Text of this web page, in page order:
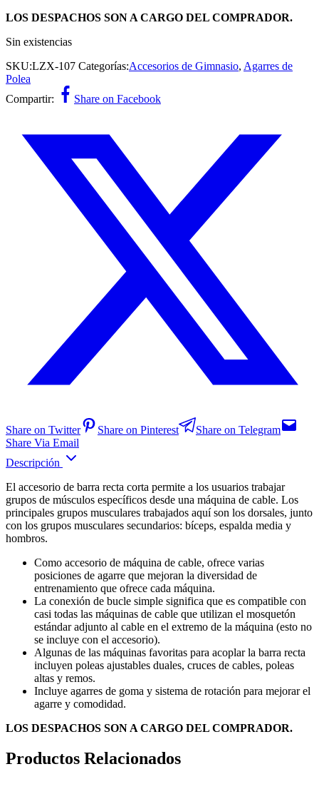
LOS DESPACHOS SON A CARGO DEL COMPRADOR.
Sin existencias
SKU:LZX-107 Categorías:Accesorios de Gimnasio, Agarres de
Polea
Compartir:
Share on Facebook
Share on Twitter Share on Pinterest
Share on Telegram
Share Via Email
Descripción
El accesorio de barra recta corta permite a los usuarios trabajar
grupos de músculos específicos desde una máquina de cable. Los
principales grupos musculares trabajados aquí son los dorsales, junto
con los grupos musculares secundarios: bíceps, espalda media y
hombros.
Como accesorio de máquina de cable, ofrece varias
posiciones de agarre que mejoran la diversidad de
entrenamiento que ofrece cada máquina.
La conexión de bucle simple significa que es compatible con
casi todas las máquinas de cable que utilizan el mosquetón
estándar adjunto al cable en el extremo de la máquina (esto no
se incluye con el accesorio).
Algunas de las máquinas favoritas para acoplar la barra recta
incluyen poleas ajustables duales, cruces de cables, poleas
altas y remos.
Incluye agarres de goma y sistema de rotación para mejorar el
agarre y comodidad.
LOS DESPACHOS SON A CARGO DEL COMPRADOR.
Productos Relacionados